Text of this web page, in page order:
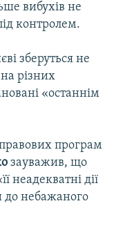
вибухів не
контролем.
зберуться не
різних
«останнім
програм
зауважив, що
неадекватні дії
до небажаного